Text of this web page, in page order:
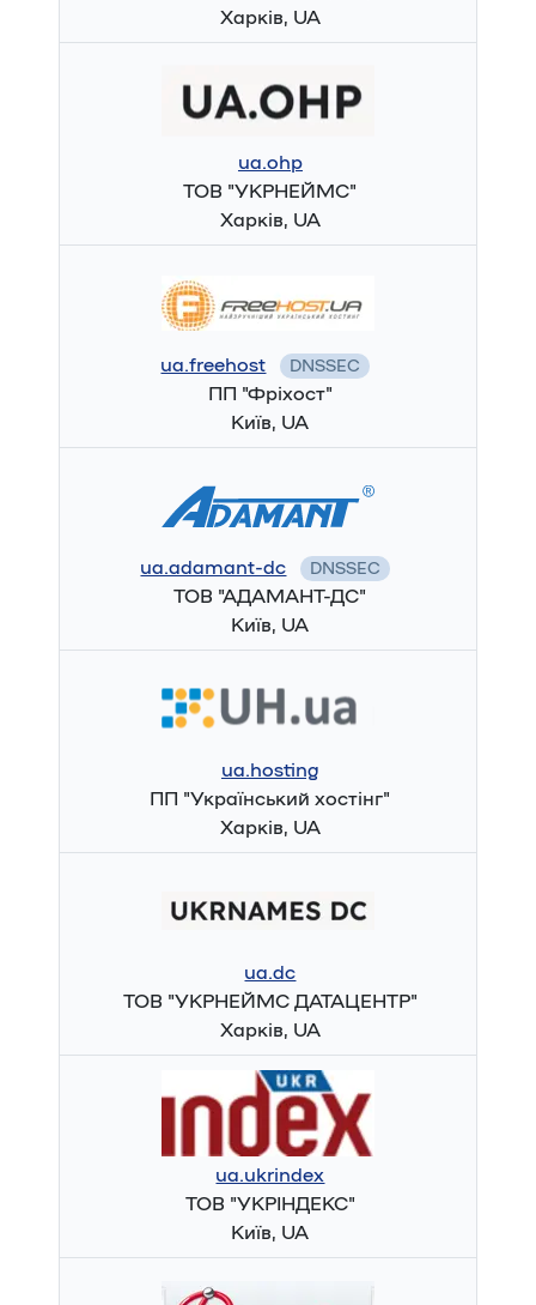
Харків, UA
ua.ohp
ТОВ "УКРНЕЙМС"
Харків, UA
ua.freehost DNSSEC
ПП "Фріхост"
Київ, UA
ua.adamant-dc DNSSEC
ТОВ "АДАМАНТ-ДС"
Київ, UA
ua.hosting
ПП "Український хостінг"
Харків, UA
ua.dc
ТОВ "УКРНЕЙМС ДАТАЦЕНТР"
Харків, UA
ua.ukrindex
ТОВ "УКРІНДЕКС"
Київ, UA